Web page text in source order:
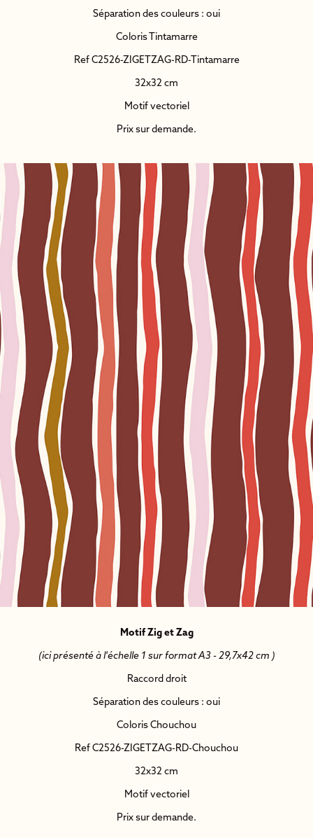
Séparation des couleurs : oui
Coloris Tintamarre
Ref C2526-ZIGETZAG-RD-Tintamarre
32x32 cm
Motif vectoriel
Prix sur demande.
Motif Zig et Zag
(ici présenté à l'échelle 1 sur format A3 - 29,7x42 cm )
Raccord droit
Séparation des couleurs : oui
Coloris Chouchou
Ref C2526-ZIGETZAG-RD-Chouchou
32x32 cm
Motif vectoriel
Prix sur demande.